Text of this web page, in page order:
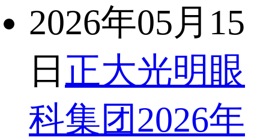
2026年05月15
日 正大光明眼
科集团2026年